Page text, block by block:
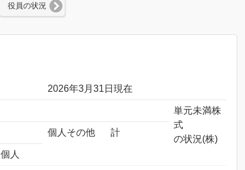
役員の状況
2026年3月31日現在
単元未満株
式
の状況(株)
個人その他 計
個人